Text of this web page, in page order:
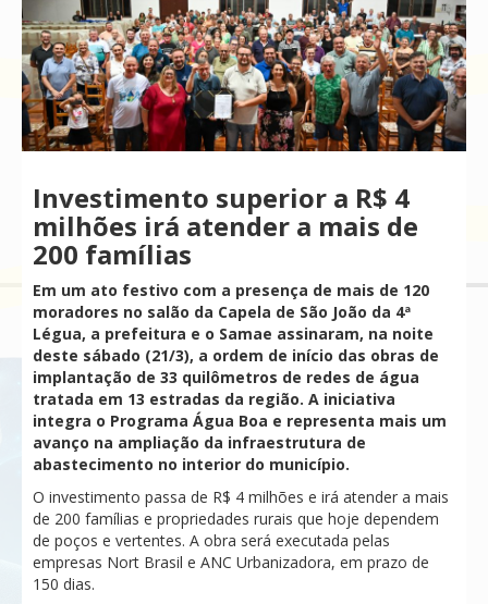
Investimento superior a R$ 4
milhões irá atender a mais de
200 famílias
Em um ato festivo com a presença de mais de 120
moradores no salão da Capela de São João da 4ª
Légua, a prefeitura e o Samae assinaram, na noite
deste sábado (21/3), a ordem de início das obras de
implantação de 33 quilômetros de redes de água
tratada em 13 estradas da região. A iniciativa
integra o Programa Água Boa e representa mais um
avanço na ampliação da infraestrutura de
abastecimento no interior do município.
O investimento passa de R$ 4 milhões e irá atender a mais
de 200 famílias e propriedades rurais que hoje dependem
de poços e vertentes. A obra será executada pelas
empresas Nort Brasil e ANC Urbanizadora, em prazo de
150 dias.